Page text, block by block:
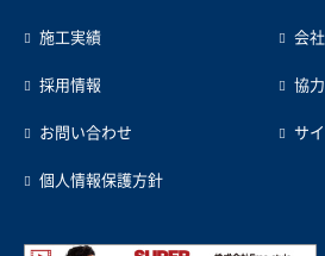
施工実績 会
採用情報 協
お問い合わせ サ
個人情報保護方針